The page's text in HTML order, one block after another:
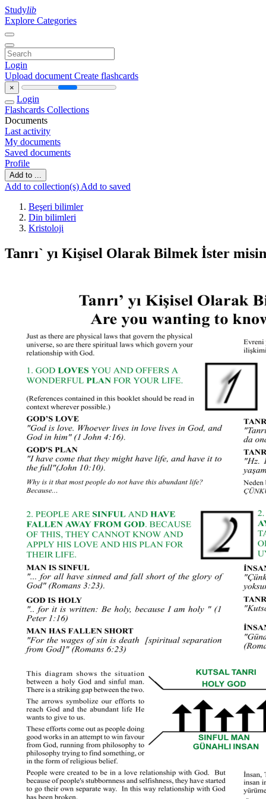
Studylib
Explore Categories
Login
Upload document Create flashcards
×
Login
Flashcards Collections
Documents
Last activity
My documents
Saved documents
Profile
Add to ...
Add to collection(s) Add to saved
Beşeri bilimler
Din bilimleri
Kristoloji
Tanrı` yı Kişisel Olarak Bilmek İster